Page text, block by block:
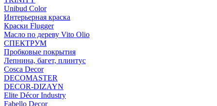
Unibud Color
Интерьерная краска
Краски Flugger
Масло по дереву Vito Olio
СПЕКТРУМ
Пробковые покрытия
Лепнина, багет, плинтус
Cosca Decor
DECOMASTER
DECOR-DIZAYN
Elite Décor Industry
Fabello Decor